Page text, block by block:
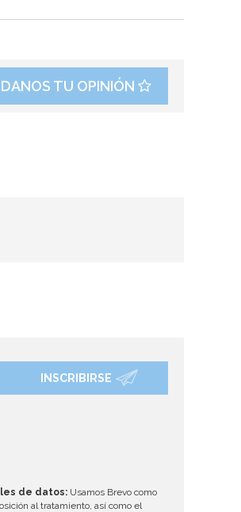
DANOS TU OPINIÓN
INSCRIBIRSE
de datos: Usamos Brevo como
al tratamiento, así como el